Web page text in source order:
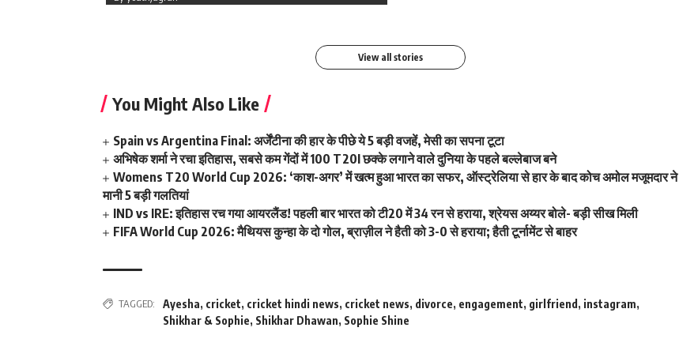
By youthjagran
View all stories
You Might Also Like
Spain vs Argentina Final: अर्जेंटीना की हार के पीछे ये 5 बड़ी वजहें, मेसी का सपना टूटा
अभिषेक शर्मा ने रचा इतिहास, सबसे कम गेंदों में 100 T20I छक्के लगाने वाले दुनिया के पहले बल्लेबाज बने
Womens T20 World Cup 2026: ‘काश-अगर’ में खत्म हुआ भारत का सफर, ऑस्ट्रेलिया से हार के बाद कोच अमोल मजूमदार ने
मानी 5 बड़ी गलतियां
IND vs IRE: इतिहास रच गया आयरलैंड! पहली बार भारत को टी20 में 34 रन से हराया, श्रेयस अय्यर बोले- बड़ी सीख मिली
FIFA World Cup 2026: मैथियस कुन्हा के दो गोल, ब्राज़ील ने हैती को 3-0 से हराया; हैती टूर्नामेंट से बाहर
TAGGED: Ayesha, cricket, cricket hindi news, cricket news, divorce, engagement, girlfriend , instagram,
Shikhar & Sophie, Shikhar Dhawan, Sophie Shine